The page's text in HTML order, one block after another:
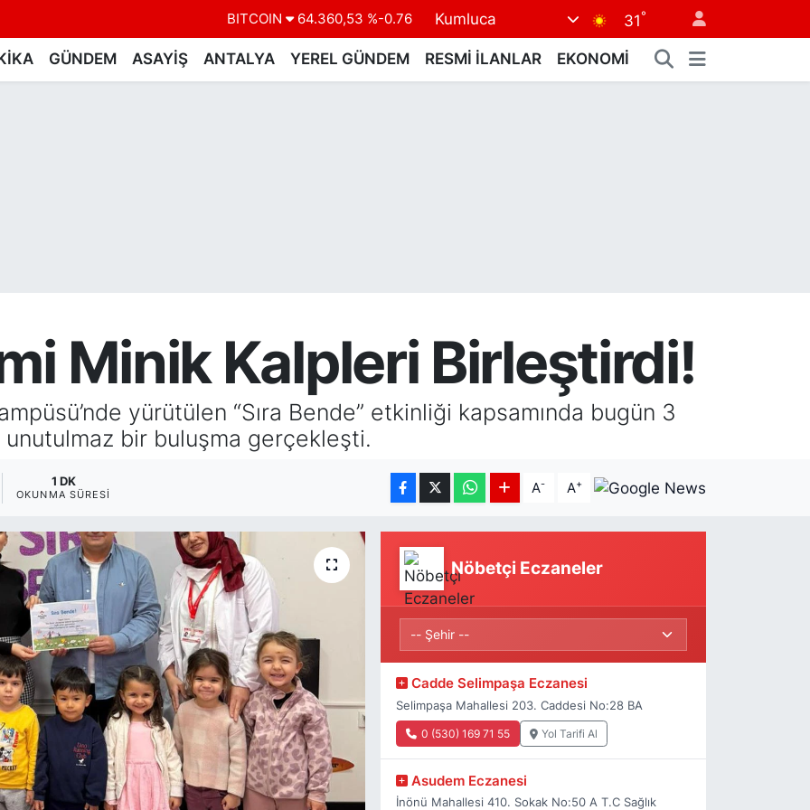
DOLAR
47,7069 %0.17
Kumluca 31°
GÜNDEM ASAYİŞ ANTALYA YEREL GÜNDEM RESMİ İLANLAR EKONOMİ
Minik Kalpleri Birleştirdi!
yürütülen “Sıra Bende” etkinliği kapsamında bugün 3
bir buluşma gerçekleşti.
1 DK
OKUNMA SÜRESI A- A+
Nöbetçi Eczaneler
Cadde Selimpaşa Eczanesi
Selimpaşa Mahallesi 203. Caddesi No:28 BA
0 (530) 169 71 55 Yol Tarifi Al
Asudem Eczanesi
İnönü Mahallesi 410. Sokak No:50 A T.C Sağlık